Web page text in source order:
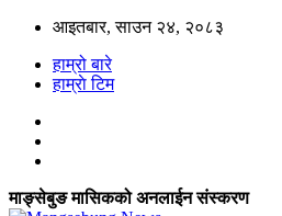
आइतबार, साउन २४, २०८३
हाम्रो बारे
हाम्राे टिम
माङ्सेबुङ मासिकको अनलाईन संस्करण